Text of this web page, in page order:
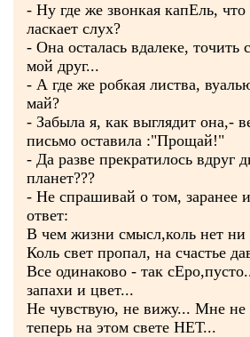
- Ну где же звонкая капЕль,
ласкает слух?
- Она осталась вдалеке, точить
мой друг...
- А где же робкая листва,
май?
- Забыла я, как выглядит она,-
письмо оставила :"Прощай!"
- Да разве прекратилось вдруг
планет???
- Не спрашивай о том, заранее
ответ:
В чем жизни смысл,коль нет
Коль свет пропал, на счастье
Все одинаково - так
запахи и цвет...
Не чувствую, не вижу... Мне не
теперь на этом свете НЕТ...